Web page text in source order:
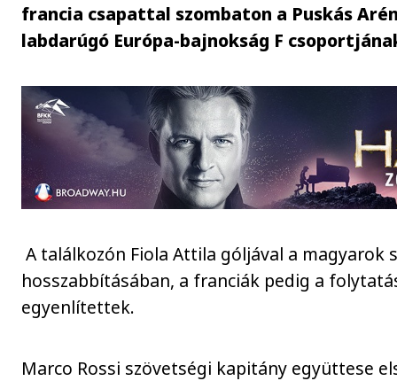
francia csapattal szombaton a Puskás
labdarúgó Európa-bajnokság F
A találkozón Fiola Attila góljával a magyarok
hosszabbításában, a franciák pedig a
egyenlítettek.
Marco Rossi szövetségi kapitány együttese